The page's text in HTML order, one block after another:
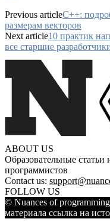
Previous articleC++:
размерам векторов
Next article10 практик
все старшие
ABOUT US
Образовательные
программистов
Contact us:
FOLLOW US
© Nuances of
материала ссылка на